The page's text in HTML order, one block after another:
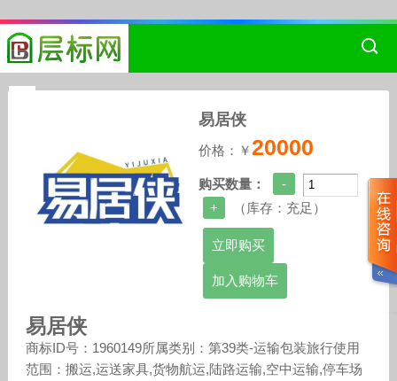
易居侠
价格：￥20000
购买数量：
（库存： 充足 ）
加入购物车
易居侠
商标ID号：1960149所属类别：第39类-运输包装旅行使用
范围：搬运,运送家具,货物航运,陆路运输,空中运输,停车场